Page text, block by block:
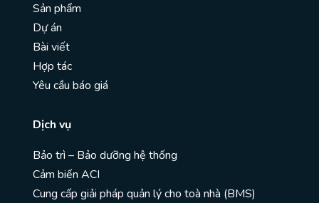
Sản phẩm
Dự án
Bài viết
Hợp tác
Yêu cầu báo giá
Dịch vụ
Bảo trì – Bảo dưỡng hệ thống
Cảm biến ACI
Cung cấp giải pháp quản lý cho toà nhà (BMS)